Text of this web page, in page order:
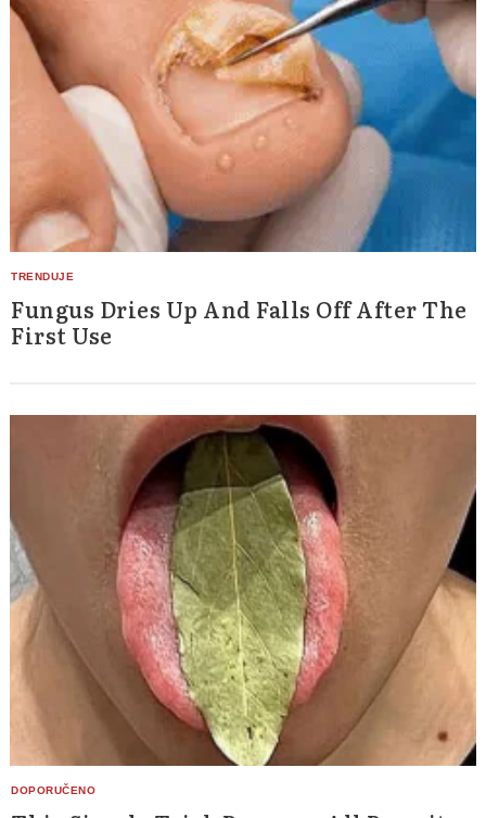
Fungus Dries Up And Falls Off After The
First Use